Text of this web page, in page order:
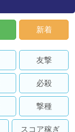
新着
友撃
必殺
撃種
スコア稼ぎ